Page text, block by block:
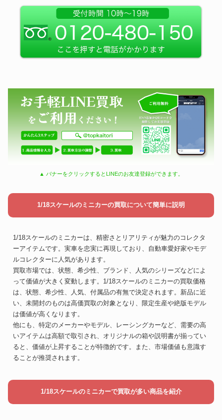
▲ バナーをクリックするとLINEのお友達登録ができます。
1/18スケールのミニカーの買取について簡単に説明
1/18スケールのミニカーは、精密さとリアリティが魅力のコレクタ
ーアイテムです。実車を忠実に再現しており、自動車愛好家やモデ
ルコレクターに人気があります。
買取市場では、状態、希少性、ブランド、人気のシリーズなどによ
って価値が大きく変動します。1/18スケールのミニカーの買取価格
は、状態、希少性、人気、付属品の有無で決定されます。新品に近
い、未開封のものは高価買取の対象となり、限定生産や絶版モデル
は価値が高くなります。
他にも、特定のメーカーやモデル、レーシングカーなど、需要の高
いアイテムは高額で取引され、オリジナルの箱や説明書が揃ってい
ると、価値が上昇することが特徴的です。また、市場価値も意識す
ることが推奨されます。
1/18スケールのミニカーで買取が多い商品を紹介